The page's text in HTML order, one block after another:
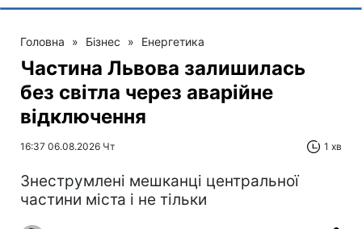
Головна » Бізнес » Енергетика
Частина Львова залишилась
без світла через аварійне
відключення
16:37 06.08.2026 Чт 1 хв
Знеструмлені мешканці центральної
частини міста і не тільки